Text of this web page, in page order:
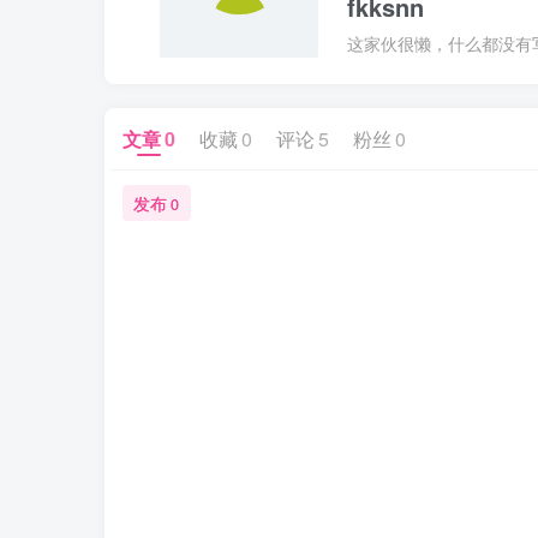
这家伙很懒，什么都没有
文章0 收藏 0 评论 5 粉丝 0
发布0